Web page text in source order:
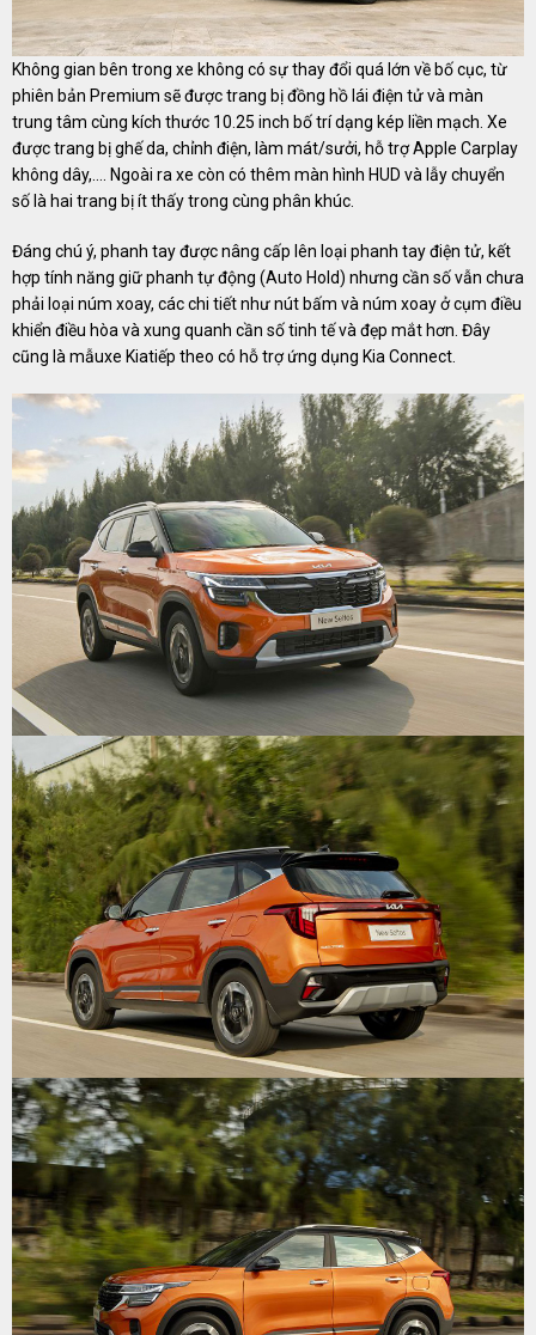
Không gian bên trong xe không có sự thay đổi quá lớn về bố cục, từ
phiên bản Premium sẽ được trang bị đồng hồ lái điện tử và màn
trung tâm cùng kích thước 10.25 inch bố trí dạng kép liền mạch. Xe
được trang bị ghế da, chỉnh điện, làm mát/sưởi, hỗ trợ Apple Carplay
không dây,…. Ngoài ra xe còn có thêm màn hình HUD và lẫy chuyển
số là hai trang bị ít thấy trong cùng phân khúc.
Đáng chú ý, phanh tay được nâng cấp lên loại phanh tay điện tử, kết
hợp tính năng giữ phanh tự động (Auto Hold) nhưng cần số vẫn chưa
phải loại núm xoay, các chi tiết như nút bấm và núm xoay ở cụm điều
khiển điều hòa và xung quanh cần số tinh tế và đẹp mắt hơn. Đây
cũng là mẫuxe Kiatiếp theo có hỗ trợ ứng dụng Kia Connect.